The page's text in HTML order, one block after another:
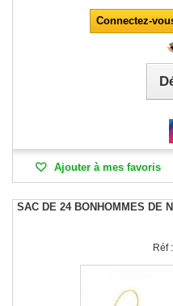
Connectez-
Ajouter à mes favoris
SAC DE 24 BONHOMMES DE
Réf :